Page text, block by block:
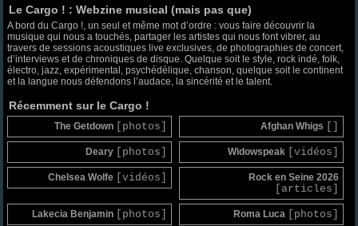
Le Cargo ! : Webzine musical (mais pas que)
A bord du Cargo !, un seul et même mot d’ordre : vous faire découvrir la
musique qui nous a touchés, partager les artistes qui nous font vibrer, au
travers de sessions acoustiques live exclusives, de photographies de concert,
d’interviews et de chroniques de disque. Quelque soit le style, rock indé, folk,
électro, jazz, expérimental, psychédélique, chanson, quelque soit le continent
et la langue nous défendons l’audace, la sincérité et le talent.
Récemment sur le Cargo !
The Getdown [photos] Afghan Whigs
Deary [photos] Widowspeak [vidéos]
Chelsea Wolfe [vidéos] Rock en Seine 2026
[articles]
Lakecia Benjamin [photos] Roma Luca [photos]